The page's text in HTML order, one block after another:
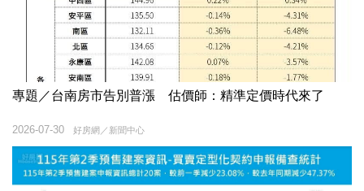
專題／台南房市告別普漲 估價師：精準定價時代來了
好房網／新聞中心
2026-07-30